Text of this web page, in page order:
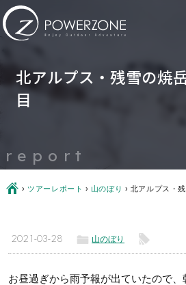
report
北アルプス・残雪の焼
目
Ç ›ツアーレポート › 山のぼり › 北アルプス・
2021-03-28 ë 山のぼり l
お昼過ぎから雨予報が出ていたので